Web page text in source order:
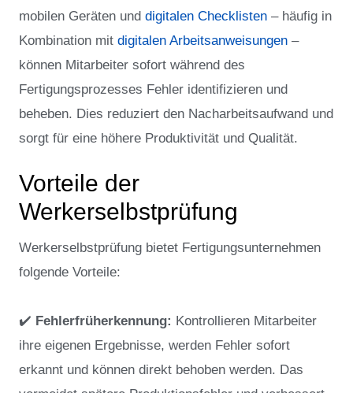
mobilen Geräten und digitalen Checklisten – häufig in
Kombination mit digitalen Arbeitsanweisungen –
können Mitarbeiter sofort während des
Fertigungsprozesses Fehler identifizieren und
beheben. Dies reduziert den Nacharbeitsaufwand und
sorgt für eine höhere Produktivität und Qualität.
Vorteile der
Werkerselbstprüfung
Werkerselbstprüfung bietet Fertigungsunternehmen
folgende Vorteile:
✔️ Fehlerfrüherkennung: Kontrollieren Mitarbeiter
ihre eigenen Ergebnisse, werden Fehler sofort
erkannt und können direkt behoben werden. Das